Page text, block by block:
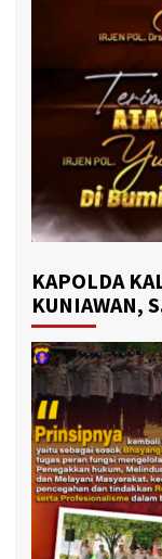
KAPOLDA
KUNIAWAN,